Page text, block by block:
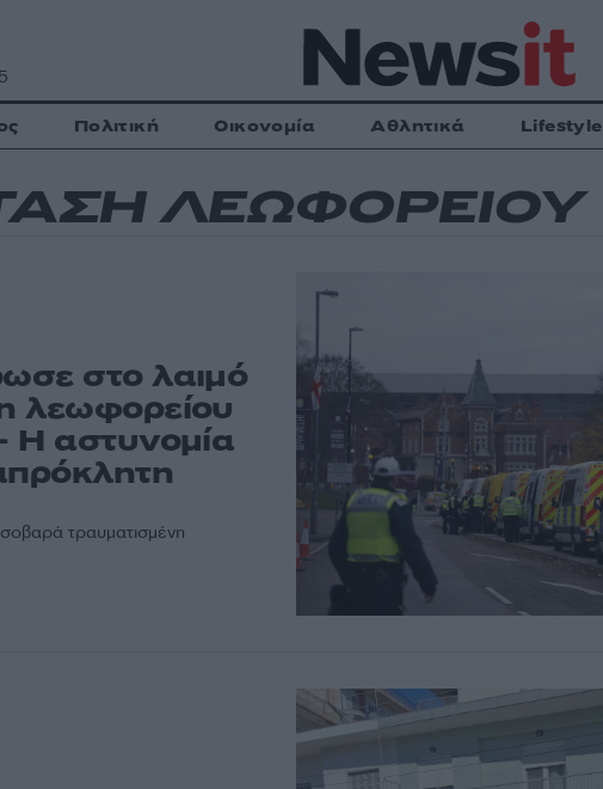
Πολιτική Οικονομία Αθλητικά Lifestyle
ΛΕΩΦΟΡΕΙΟΥ
στο λαιμό
λεωφορείου
Η αστυνομία
τραυματισμένη